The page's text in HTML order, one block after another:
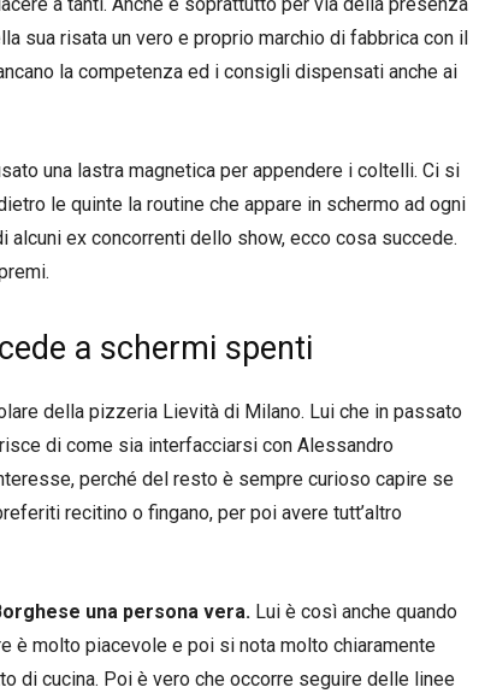
sua risata un vero e proprio marchio di fabbrica con il
la competenza ed i consigli dispensati anche ai
una lastra magnetica per appendere i coltelli. Ci si
le quinte la routine che appare in schermo ad ogni
alcuni ex concorrenti dello show, ecco cosa succede.
a schermi spenti
della pizzeria Lievità di Milano. Lui che in passato
di come sia interfacciarsi con Alessandro
perché del resto è sempre curioso capire se
recitino o fingano, per poi avere tutt’altro
una persona vera. Lui è così anche quando
è molto piacevole e poi si nota molto chiaramente
di cucina. Poi è vero che occorre seguire delle linee